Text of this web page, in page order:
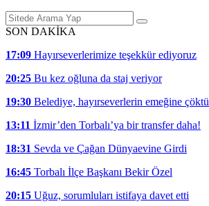
SON DAKİKA
17:09 Hayırseverlerimize teşekkür ediyoruz
20:25 Bu kez oğluna da staj veriyor
19:30 Belediye, hayırseverlerin emeğine çöktü
13:11 İzmir’den Torbalı’ya bir transfer daha!
18:31 Sevda ve Çağan Dünyaevine Girdi
16:45 Torbalı İlçe Başkanı Bekir Özel
20:15 Uğuz, sorumluları istifaya davet etti